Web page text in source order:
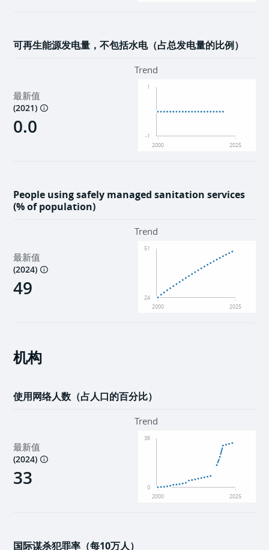
可再生能源发电量，不包括水电（占总发电量的比例）
最新值
(2021)
0.0
Trend
2000 2025
-1
1
People using safely managed sanitation services
(% of population)
最新值
(2024)
49
Trend
2000 2025
24
51
机构
使用网络人数（占人口的百分比）
最新值
(2024)
33
Trend
2000 2025
0
36
国际谋杀犯罪率（每10万人）